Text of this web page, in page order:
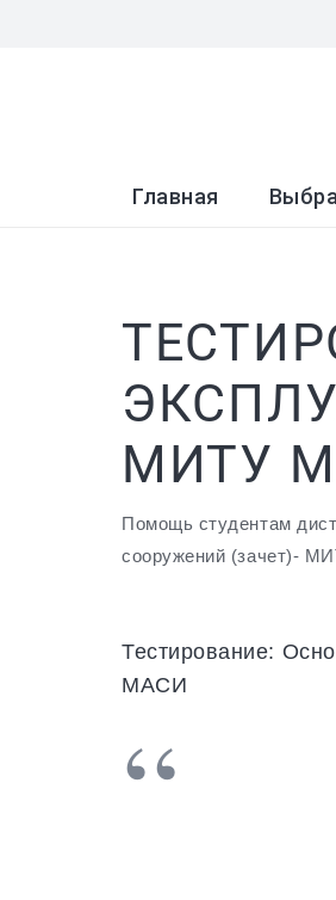
Главная
МИТУ
Помощь студентам
сооружений (зачет)-
Тестирование:
МАСИ